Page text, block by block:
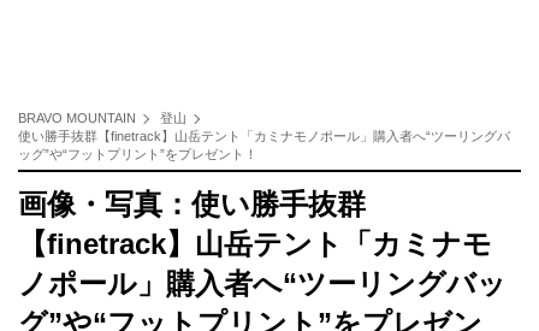
BRAVO MOUNTAIN
登山
使い勝手抜群【finetrack】山岳テント「カミナモノポール」購入者へ“ツーリングバ
ッグ”や“フットプリント”をプレゼント！
画像・写真：使い勝手抜群
【finetrack】山岳テント「カミナモ
ノポール」購入者へ“ツーリングバッ
グ”や“フットプリント”をプレゼン